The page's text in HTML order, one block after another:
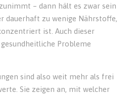
– dann hält es zwar sein
dauerhaft zu wenige Nährstoffe,
ist. Auch dieser
Probleme
sind also weit mehr als frei
Sie zeigen an, mit welcher